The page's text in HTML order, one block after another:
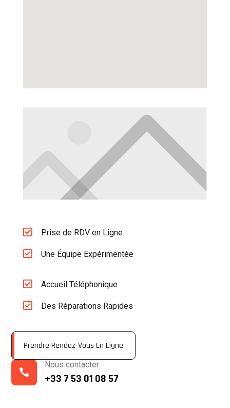
 Prise de RDV en Ligne
 Une Équipe Expérimentée
 Accueil Téléphonique
 Des Réparations Rapides
Prendre Rendez-Vous En Ligne

Nous contacter
+33 7 53 01 08 57